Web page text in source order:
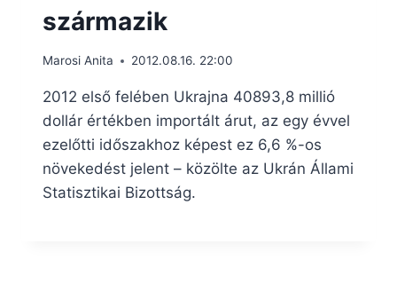
származik
Marosi Anita 2012.08.16. 22:00
2012 első felében Ukrajna 40893,8 millió
dollár értékben importált árut, az egy évvel
ezelőtti időszakhoz képest ez 6,6 %-os
növekedést jelent – közölte az Ukrán Állami
Statisztikai Bizottság.